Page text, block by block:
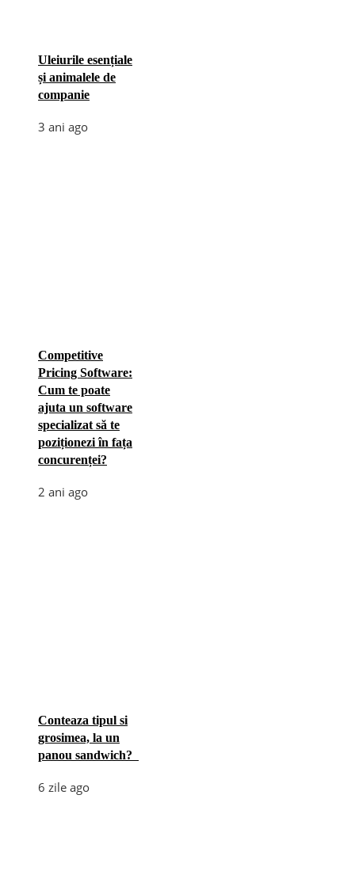
Uleiurile esențiale
și animalele de
companie
3 ani ago
Competitive
Pricing Software:
Cum te poate
ajuta un software
specializat să te
poziționezi în fața
concurenței?
2 ani ago
Conteaza tipul si
grosimea, la un
panou sandwich?
6 zile ago